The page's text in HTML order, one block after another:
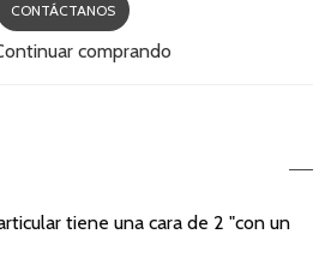
CONTÁCTANOS
comprando
tiene una cara de 2 "con un